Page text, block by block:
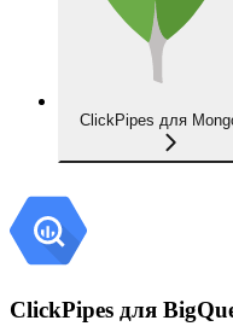
ClickPipes для
ClickPipes для